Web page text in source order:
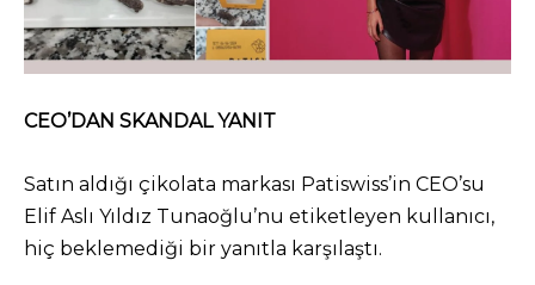
CEO’DAN SKANDAL YANIT
Satın aldığı çikolata markası Patiswiss’in CEO’su
Elif Aslı Yıldız Tunaoğlu’nu etiketleyen kullanıcı,
hiç beklemediği bir yanıtla karşılaştı.